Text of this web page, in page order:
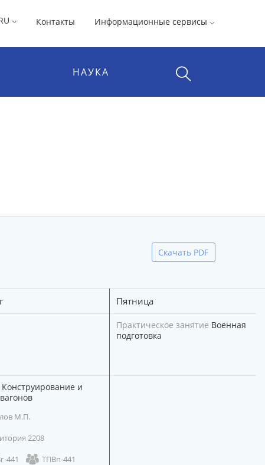
Контакты Информационные сервисы
НАУКА
Скачать PDF
Пятница
Практическое занятие Военная
подготовка
Конструирование и
М.П.
2208
441
ТПВп-441